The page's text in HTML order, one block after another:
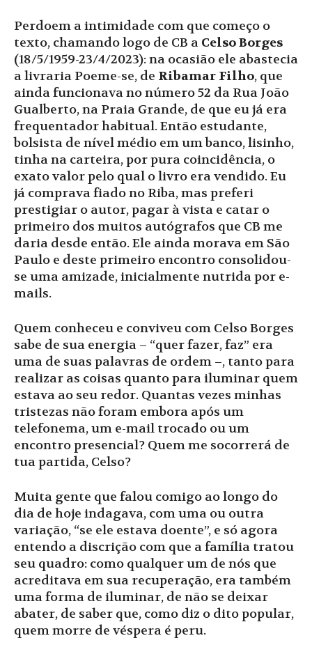
Perdoem a intimidade com que começo o
texto, chamando logo de CB a Celso Borges
(18/5/1959-23/4/2023): na ocasião ele abastecia
a livraria Poeme-se, de Ribamar Filho, que
ainda funcionava no número 52 da Rua João
Gualberto, na Praia Grande, de que eu já era
frequentador habitual. Então estudante,
bolsista de nível médio em um banco, lisinho,
tinha na carteira, por pura coincidência, o
exato valor pelo qual o livro era vendido. Eu
já comprava fiado no Riba, mas preferi
prestigiar o autor, pagar à vista e catar o
primeiro dos muitos autógrafos que CB me
daria desde então. Ele ainda morava em São
Paulo e deste primeiro encontro consolidou-
se uma amizade, inicialmente nutrida por e-
mails.
Quem conheceu e conviveu com Celso Borges
sabe de sua energia – “quer fazer, faz” era
uma de suas palavras de ordem –, tanto para
realizar as coisas quanto para iluminar quem
estava ao seu redor. Quantas vezes minhas
tristezas não foram embora após um
telefonema, um e-mail trocado ou um
encontro presencial? Quem me socorrerá de
tua partida, Celso?
Muita gente que falou comigo ao longo do
dia de hoje indagava, com uma ou outra
variação, “se ele estava doente”, e só agora
entendo a discrição com que a família tratou
seu quadro: como qualquer um de nós que
acreditava em sua recuperação, era também
uma forma de iluminar, de não se deixar
abater, de saber que, como diz o dito popular,
quem morre de véspera é peru.